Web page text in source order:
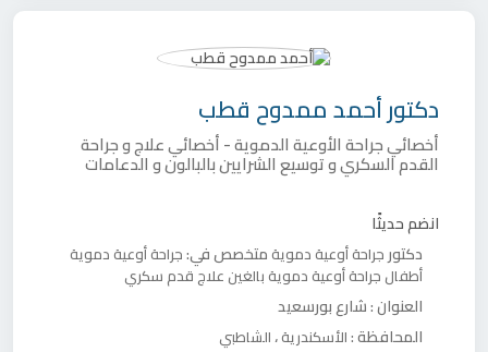
دكتورأحمد ممدوح قطب
أخصائي جراحة الأوعية الدموية - أخصائي علاج و جراحة
القدم السكري و توسيع الشرايين بالبالون و الدعامات
انضم حديثًا
دكتور جراحة أوعية دمويةمتخصص في:جراحة أوعية دموية
أطفال جراحة أوعية دموية بالغين علاج قدم سكري
العنوان :شارع بورسعيد
المحافظة :الأسكندرية،الشاطبي